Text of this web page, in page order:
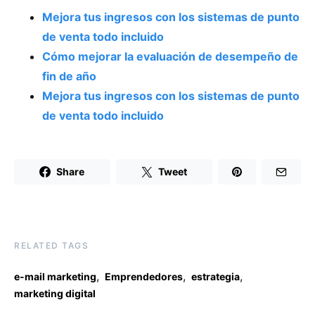
Mejora tus ingresos con los sistemas de punto
de venta todo incluido
Cómo mejorar la evaluación de desempeño de
fin de año
Mejora tus ingresos con los sistemas de punto
de venta todo incluido
Share Tweet
RELATED TAGS
e-mail marketing, Emprendedores, estrategia,
marketing digital